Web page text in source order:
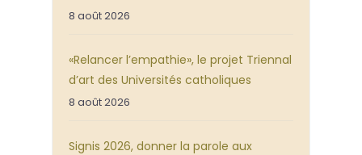
8 août 2026
«Relancer l’empathie», le projet Triennal
d’art des Universités catholiques
8 août 2026
Signis 2026, donner la parole aux